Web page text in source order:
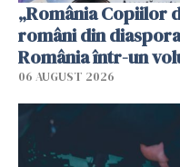
„România Copiilor
români din
România într-un
06 AUGUST 2026